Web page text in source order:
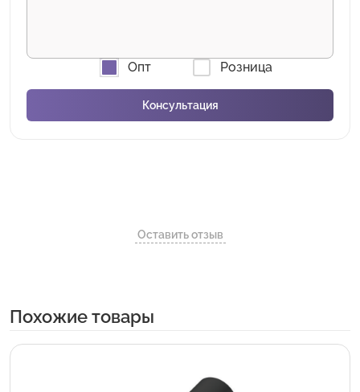
Опт Розница
Оставить отзыв
Похожие товары